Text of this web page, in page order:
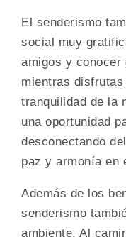
El senderismo
social muy
amigos y conocer
mientras
tranquilidad de la
una oportunidad
desconectando
paz y armonía en
Además de los
senderismo
ambiente. Al